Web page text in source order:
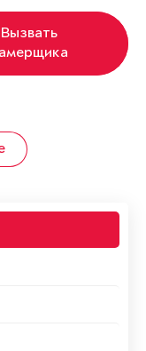
Вызвать